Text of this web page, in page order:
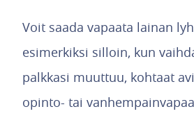
Voit saada vapaata lainan
esimerkiksi silloin, kun
palkkasi muuttuu, kohtaat
opinto- tai